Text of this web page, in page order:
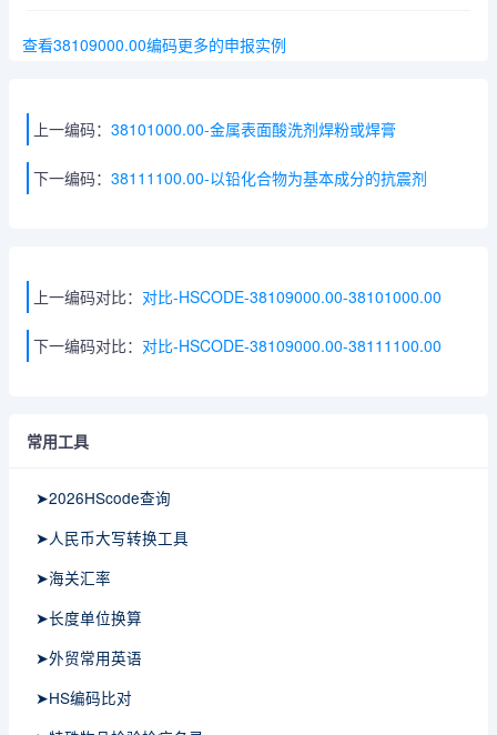
查看38109000.00编码更多的申报实例
上一编码： 38101000.00-金属表面酸洗剂焊粉或焊膏
下一编码： 38111100.00-以铅化合物为基本成分的抗震剂
上一编码对比： 对比-HSCODE-38109000.00-38101000.00
下一编码对比： 对比-HSCODE-38109000.00-38111100.00
常用工具
➤2026HScode查询
➤人民币大写转换工具
➤海关汇率
➤长度单位换算
➤外贸常用英语
➤HS编码比对